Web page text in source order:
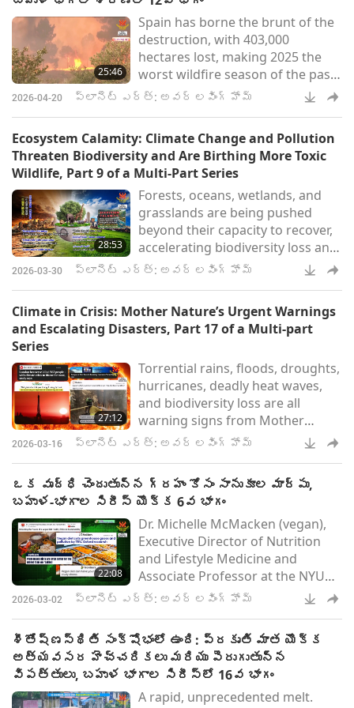
వాటిని పెట్టింది అంతరించిపోయే
ప్రమాదంలో, కానీ చాలా బెదిరింపులు
కలిసి పనిచేస్తున్నాయి.
25:46
Spain has borne the brunt of the
destruction, with 403,000
hectares lost, making 2025 the
worst wildfire season of the past
decade and the most devastating
2026-04-20 ప్లానెట్ ఎర్త్: అవర్ లవింగ్ హోమ్
Ecosystem Calamity: Climate Change and Pollution
Threaten Biodiversity and Are Birthing More Toxic
Wildlife, Part 9 of a Multi-Part Series
28:53
Forests, oceans, wetlands, and
grasslands are being pushed
beyond their capacity to recover,
accelerating biodiversity loss and
the breakdown of entire
2026-03-30 ప్లానెట్ ఎర్త్: అవర్ లవింగ్ హోమ్
Climate in Crisis: Mother Nature’s Urgent Warnings
and Escalating Disasters, Part 17 of a Multi-part
Series
27:12
Torrential rains, floods, droughts,
hurricanes, deadly heat waves,
and biodiversity loss are all
warning signs from Mother
Nature about the imminent
2026-03-16 ప్లానెట్ ఎర్త్: అవర్ లవింగ్ హోమ్
ఒక వృద్ధి చెందుతున్న గ్రహం కోసం సానుకూల మార్పు,
బహుళ-భాగాల సిరీస్ యొక్క 6వ భాగం
22:08
Dr. Michelle McMacken (vegan),
Executive Director of Nutrition
and Lifestyle Medicine and
Associate Professor at the NYU
Grossman School of Medicine,
seen many patients avoid or
decrease medications, prevent
diabetes, lose weight, and reduce
their cardiovascular risk by
moving towards or fully adopting
2026-03-02 ప్లానెట్ ఎర్త్: అవర్ లవింగ్ హోమ్
శీతోష్ణస్థితి సంక్షోభంలో ఉంది: ప్రకృతి మాత యొక్క
అత్యవసర హెచ్చరికలు మరియు పెరుగుతున్న
విపత్తులు, బహుళ భాగాల సిరీస్‌లో 16వ భాగం
A rapid, unprecedented melt.